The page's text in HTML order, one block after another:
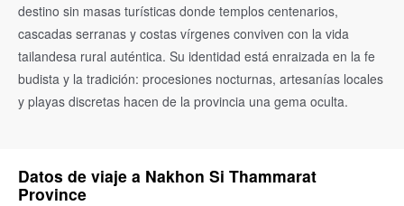
destino sin masas turísticas donde templos centenarios,
cascadas serranas y costas vírgenes conviven con la vida
tailandesa rural auténtica. Su identidad está enraizada en la fe
budista y la tradición: procesiones nocturnas, artesanías locales
y playas discretas hacen de la provincia una gema oculta.
Datos de viaje a Nakhon Si Thammarat
Province